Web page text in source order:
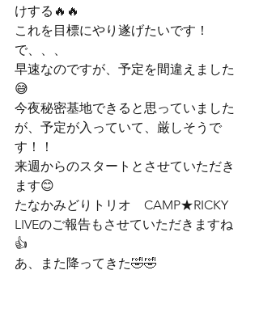
けする🔥🔥
これを目標にやり遂げたいです！
で、、、
早速なのですが、予定を間違えました
😅
今夜秘密基地できると思っていました
が、予定が入っていて、厳しそうで
す！！
来週からのスタートとさせていただき
ます😊
たなかみどりトリオ　CAMP★RICKY
LIVEのご報告もさせていただきますね
👍
あ、また降ってきた🤣🤣